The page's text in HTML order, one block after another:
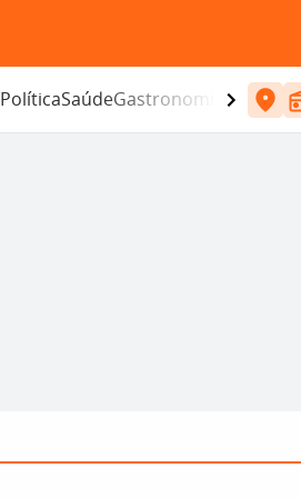
PolíticaSaúdeGastronomia